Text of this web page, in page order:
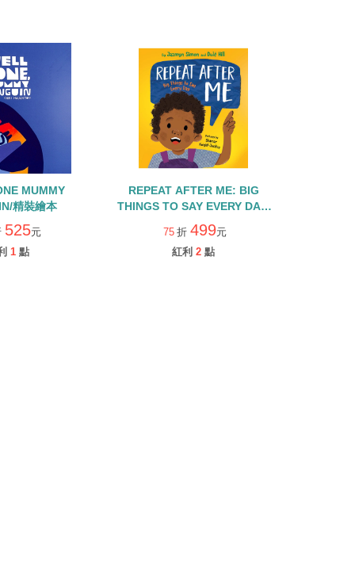
MUMMY
精裝繪本
525元
1 點
REPEAT AFTER ME: BIG
THINGS TO SAY EVERY DAY/
精裝繪本
75 折 499元
紅利 2 點